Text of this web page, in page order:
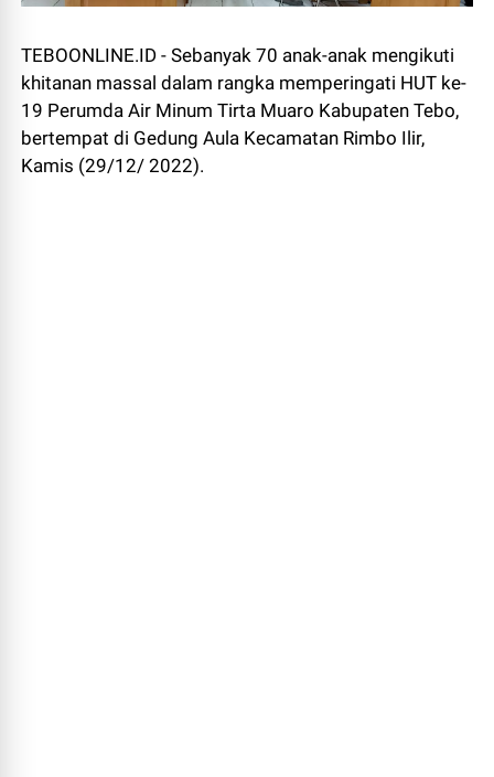
TEBOONLINE.ID - Sebanyak 70 anak-anak mengikuti
khitanan massal dalam rangka memperingati HUT ke-
19 Perumda Air Minum Tirta Muaro Kabupaten Tebo,
bertempat di Gedung Aula Kecamatan Rimbo Ilir,
Kamis (29/12/ 2022).